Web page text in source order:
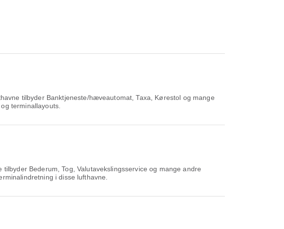
tilbyder Banktjeneste/hæveautomat, Taxa, Kørestol og mange
terminallayouts.
Bederum, Tog, Valutavekslingsservice og mange andre
i disse lufthavne.